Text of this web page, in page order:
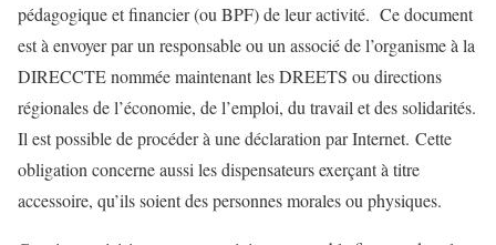
pédagogique et financier (ou BPF) de leur activité. Ce document
est à envoyer par un responsable ou un associé de l’organisme à la
DIRECCTE nommée maintenant les DREETS ou directions
régionales de l’économie, de l’emploi, du travail et des solidarités.
Il est possible de procéder à une déclaration par Internet. Cette
obligation concerne aussi les dispensateurs exerçant à titre
accessoire, qu’ils soient des personnes morales ou physiques.